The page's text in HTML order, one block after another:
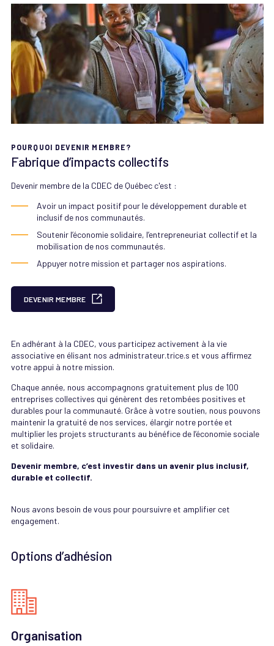
POURQUOI DEVENIR MEMBRE?
Fabrique d’impacts collectifs
Devenir membre de la CDEC de Québec c'est :
Avoir un impact positif pour le développement durable et
inclusif de nos communautés.
Soutenir l’économie solidaire, l’entrepreneuriat collectif et la
mobilisation de nos communautés.
Appuyer notre mission et partager nos aspirations.
DEVENIR MEMBRE
En adhérant à la CDEC, vous participez activement à la vie
associative en élisant nos administrateur.trice.s et vous affirmez
votre appui à notre mission.
Chaque année, nous accompagnons gratuitement plus de 100
entreprises collectives qui génèrent des retombées positives et
durables pour la communauté. Grâce à votre soutien, nous pouvons
maintenir la gratuité de nos services, élargir notre portée et
multiplier les projets structurants au bénéfice de l’économie sociale
et solidaire.
Devenir membre, c’est investir dans un avenir plus inclusif,
durable et collectif.
Nous avons besoin de vous pour poursuivre et amplifier cet
engagement.
Options d’adhésion
Organisation